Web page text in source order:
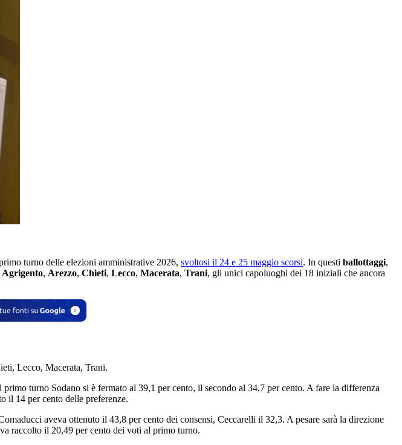
turno delle elezioni amministrative 2026, svoltosi il 24 e 25 maggio scorsi. In questi ballottaggi,
Agrigento, Arezzo, Chieti, Lecco, Macerata, Trani, gli unici capoluoghi dei 18 iniziali che ancora
Lecco, Macerata, Trani.
turno Sodano si è fermato al 39,1 per cento, il secondo al 34,7 per cento. A fare la differenza
il 14 per cento delle preferenze.
aveva ottenuto il 43,8 per cento dei consensi, Ceccarelli il 32,3. A pesare sarà la direzione
raccolto il 20,49 per cento dei voti al primo turno.